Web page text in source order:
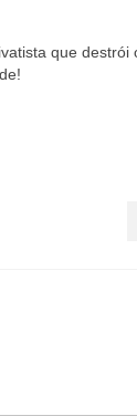
que destrói